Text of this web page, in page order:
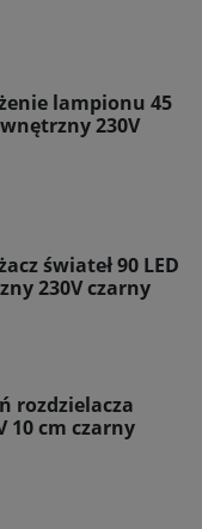
lampionu 45
230V
świateł 90 LED
230V czarny
rozdzielacza
10 cm czarny